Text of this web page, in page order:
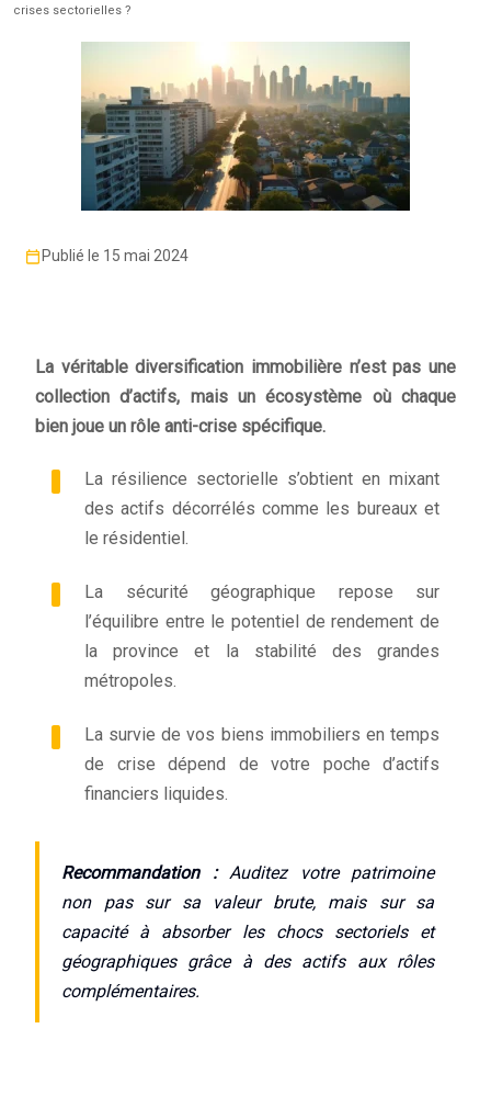
crises sectorielles ?
Publié le 15 mai 2024
La véritable diversification immobilière n’est pas une
collection d’actifs, mais un écosystème où chaque
bien joue un rôle anti-crise spécifique.
La résilience sectorielle s’obtient en mixant
des actifs décorrélés comme les bureaux et
le résidentiel.
La sécurité géographique repose sur
l’équilibre entre le potentiel de rendement de
la province et la stabilité des grandes
métropoles.
La survie de vos biens immobiliers en temps
de crise dépend de votre poche d’actifs
financiers liquides.
Recommandation :Auditez votre patrimoine
non pas sur sa valeur brute, mais sur sa
capacité à absorber les chocs sectoriels et
géographiques grâce à des actifs aux rôles
complémentaires.